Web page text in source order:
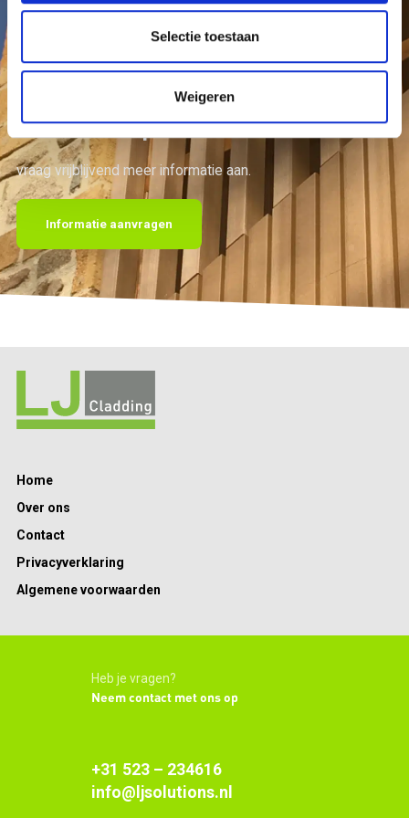
Selectie toestaan
Weigeren
NEOLIFE®Space
vraag vrijblijvend meer informatie aan.
Informatie aanvragen
Home
Over ons
Contact
Privacyverklaring
Algemene voorwaarden
Heb je vragen?
Neem contact met ons op
+31 523 – 234616
info@ljsolutions.nl